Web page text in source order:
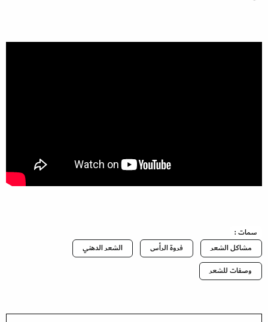
سمات :
مشاكل الشعر
فروة الرأس
الشعر الدهني
وصفات للشعر